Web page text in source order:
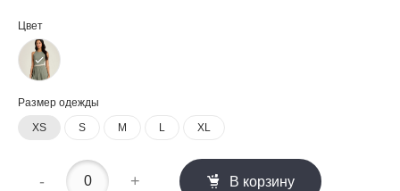
Цвет
Размер одежды
XS
S M L XL
- + В корзину